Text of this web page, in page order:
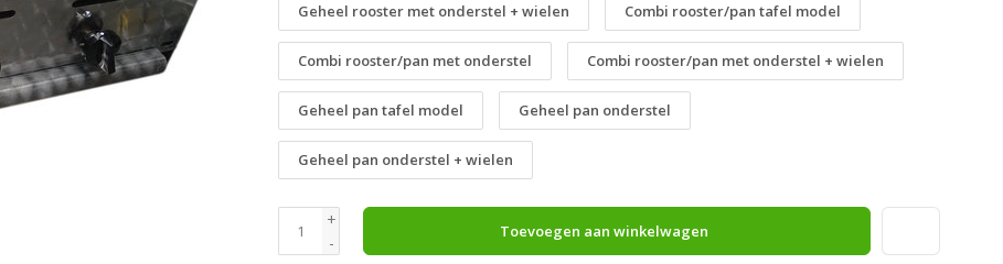
Geheel rooster met onderstel + wielen Combi rooster/pan tafel model
Combi rooster/pan met onderstel Combi rooster/pan met onderstel + wielen
Geheel pan tafel model Geheel pan onderstel
Geheel pan onderstel + wielen
+
-
Toevoegen aan winkelwagen